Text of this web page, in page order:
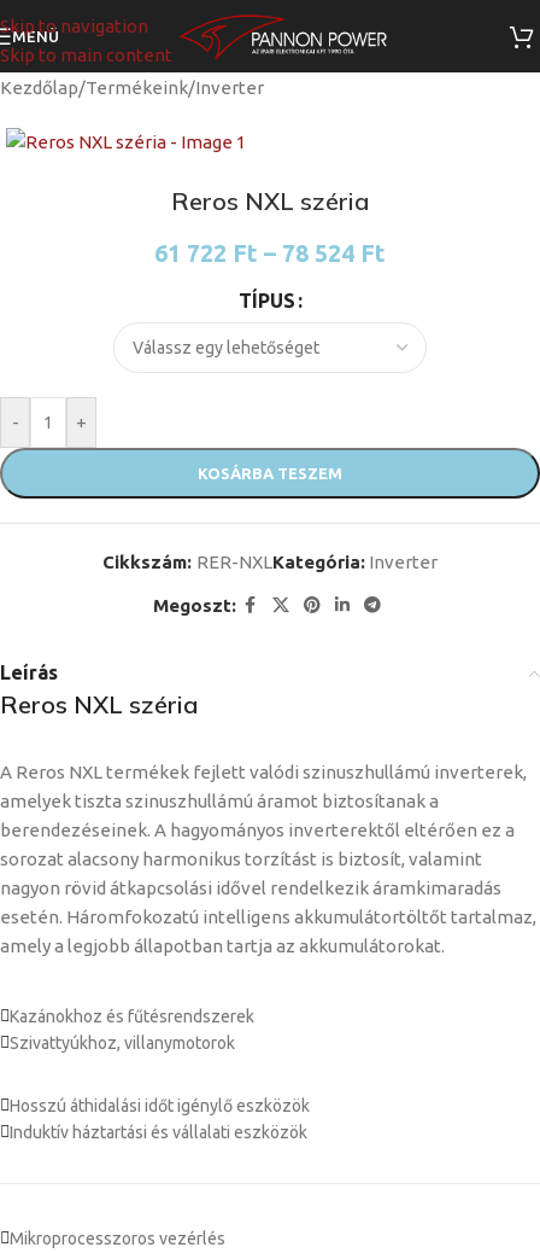
Skip to navigation
Skip to main content
MENÜ
Kezdőlap/Termékeink/Inverter
Reros NXL széria
61 722 Ft – 78 524 Ft
TÍPUS
- +
KOSÁRBA TESZEM
Cikkszám: RER-NXLKategória: Inverter
Megoszt:
Leírás
Reros NXL széria
A Reros NXL termékek fejlett valódi szinuszhullámú inverterek,
amelyek tiszta szinuszhullámú áramot biztosítanak a
berendezéseinek. A hagyományos inverterektől eltérően ez a
sorozat alacsony harmonikus torzítást is biztosít, valamint
nagyon rövid átkapcsolási idővel rendelkezik áramkimaradás
esetén. Háromfokozatú intelligens akkumulátortöltőt tartalmaz,
amely a legjobb állapotban tartja az akkumulátorokat.
Kazánokhoz és fűtésrendszerek
Szivattyúkhoz, villanymotorok
Hosszú áthidalási időt igénylő eszközök
Induktív háztartási és vállalati eszközök
Mikroprocesszoros vezérlés